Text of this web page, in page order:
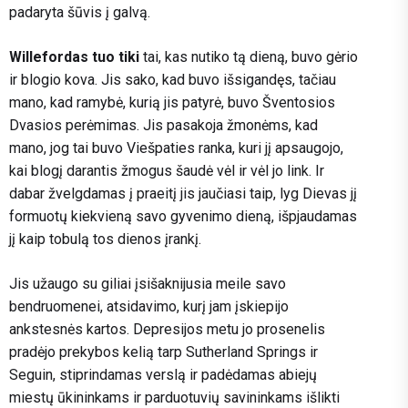
padaryta šūvis į galvą.
Willefordas tuo tiki tai, kas nutiko tą dieną, buvo gėrio
ir blogio kova. Jis sako, kad buvo išsigandęs, tačiau
mano, kad ramybė, kurią jis patyrė, buvo Šventosios
Dvasios perėmimas. Jis pasakoja žmonėms, kad
mano, jog tai buvo Viešpaties ranka, kuri jį apsaugojo,
kai blogį darantis žmogus šaudė vėl ir vėl jo link. Ir
dabar žvelgdamas į praeitį jis jaučiasi taip, lyg Dievas jį
formuotų kiekvieną savo gyvenimo dieną, išpjaudamas
jį kaip tobulą tos dienos įrankį.
Jis užaugo su giliai įsišaknijusia meile savo
bendruomenei, atsidavimo, kurį jam įskiepijo
ankstesnės kartos. Depresijos metu jo prosenelis
pradėjo prekybos kelią tarp Sutherland Springs ir
Seguin, stiprindamas verslą ir padėdamas abiejų
miestų ūkininkams ir parduotuvių savininkams išlikti